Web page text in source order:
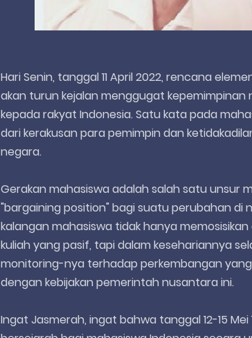
Hari Senin, tanggal 11 April 2022, rencana
akan turun kejalan menggugat kepemimpinan
kepada rakyat Indonesia. Satu kata pada
dari kerakusan para pemimpin dan
negara.
Gerakan mahasiswa adalah salah satu unsur
"bargaining position" bagi suatu perubahan di
kalangan mahasiswa tidak hanya
kuliah yang pasif, tapi dalam kesehariannya
monitoring-nya terhadap perkembangan
dengan kebijakan pemerintah nusantara ini.
Ingat Jasmerah, ingat bahwa tanggal 12-15